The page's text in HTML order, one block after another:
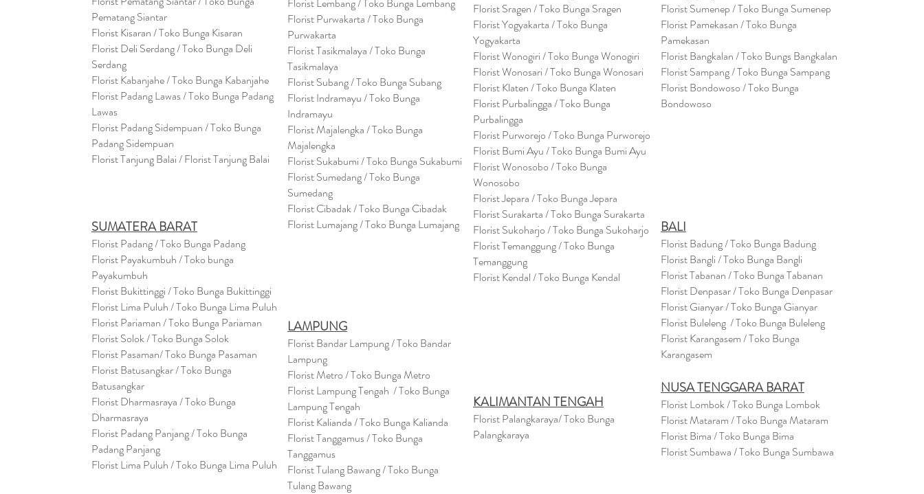
Pematang Siantar
Florist Kisaran / Toko Bunga Kisaran
Florist Deli Serdang / Toko Bunga Deli
Serdang
Florist Kabanjahe / Toko Bunga Kabanjahe
Florist Padang Lawas / Toko Bunga Padang
Lawas
Florist Padang Sidempuan / Toko Bunga
Padang Sidempuan
Florist Tanjung Balai / Florist Tanjung Balai
SUMATERA BARAT
Florist Padang / Toko Bunga Padang
Florist Payakumbuh / Toko bunga
Payakumbuh
Florist Bukittinggi / Toko Bunga Bukittinggi
Florist Lima Puluh / Toko Bunga Lima Puluh
Florist Pariaman / Toko Bunga Pariaman
Florist Solok / Toko Bunga Solok
Florist Pasaman/ Toko Bunga Pasaman
Florist Batusangkar / Toko Bunga
Batusangkar
Florist Dharmasraya / Toko Bunga
Dharmasraya
Florist Padang Panjang / Toko Bunga
Padang Panjang
Florist Lima Puluh / Toko Bunga Lima Puluh
Florist Purwakarta / Toko Bunga
Purwakarta
Florist Tasikmalaya / Toko Bunga
Tasikmalaya
Florist Subang / Toko Bunga Subang
Florist Indramayu / Toko Bunga
Indramayu
Florist Majalengka / Toko Bunga
Majalengka
Florist Sukabumi / Toko Bunga Sukabumi
Florist Sumedang / Toko Bunga
Sumedang
Florist Cibadak / Toko Bunga Cibadak
Florist Lumajang / Toko Bunga Lumajang
Florist Sragen / Toko Bunga Sragen
Florist Yogyakarta / Toko Bunga
Yogyakarta
Florist Wonogiri / Toko Bunga Wonogiri
Florist Wonosari / Toko Bunga Wonosari
Florist Klaten / Toko Bunga Klaten
Florist Purbalingga / Toko Bunga
Purbalingga
Florist Purworejo / Toko Bunga Purworejo
Florist Bumi Ayu / Toko Bunga Bumi Ayu
Florist Wonosobo / Toko Bunga
Wonosobo
Florist Jepara / Toko Bunga Jepara
Florist Surakarta / Toko Bunga Surakarta
Florist Sukoharjo / Toko Bunga Sukoharjo
Florist Temanggung / Toko Bunga
Temanggung
Florist Kendal / Toko Bunga Kendal
LAMPUNG
Florist Bandar Lampung / Toko Bandar
Lampung
Florist Metro / Toko Bunga Metro
Florist Lampung Tengah / Toko Bunga
Lampung Tengah
Florist Kalianda / Toko Bunga Kalianda
Florist Tanggamus / Toko Bunga
Tanggamus
Florist Tulang Bawang / Toko Bunga
Tulang Bawang
KALIMANTAN TENGAH
Florist Palangkaraya/ Toko Bunga
Palangkaraya
Florist Sumenep / Toko Bunga Sumenep
Florist Pamekasan / Toko Bunga
Pamekasan
Florist Bangkalan / Toko Bungs Bangkalan
Florist Sampang / Toko Bunga Sampang
Florist Bondowoso / Toko Bunga
Bondowoso
BALI
Florist Badung / Toko Bunga Badung
Florist Bangli / Toko Bunga Bangli
FloristTabanan/ Toko Bunga Tabanan
Florist Denpasar / Toko Bunga Denpasar
Florist Gianyar / Toko Bunga Gianyar
Florist Buleleng / Toko Bunga Buleleng
Florist Karangasem / Toko Bunga
Karangasem
NUSA TENGGARA BARAT
Florist Lombok / Toko Bunga Lombok
FloristMataram/ Toko Bunga Mataram
Florist Bima / Toko Bunga Bima
Florist Sumbawa / Toko Bunga Sumbawa